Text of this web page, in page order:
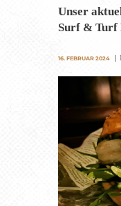
Unser
Surf & Turf
16. FEBRUAR 2024